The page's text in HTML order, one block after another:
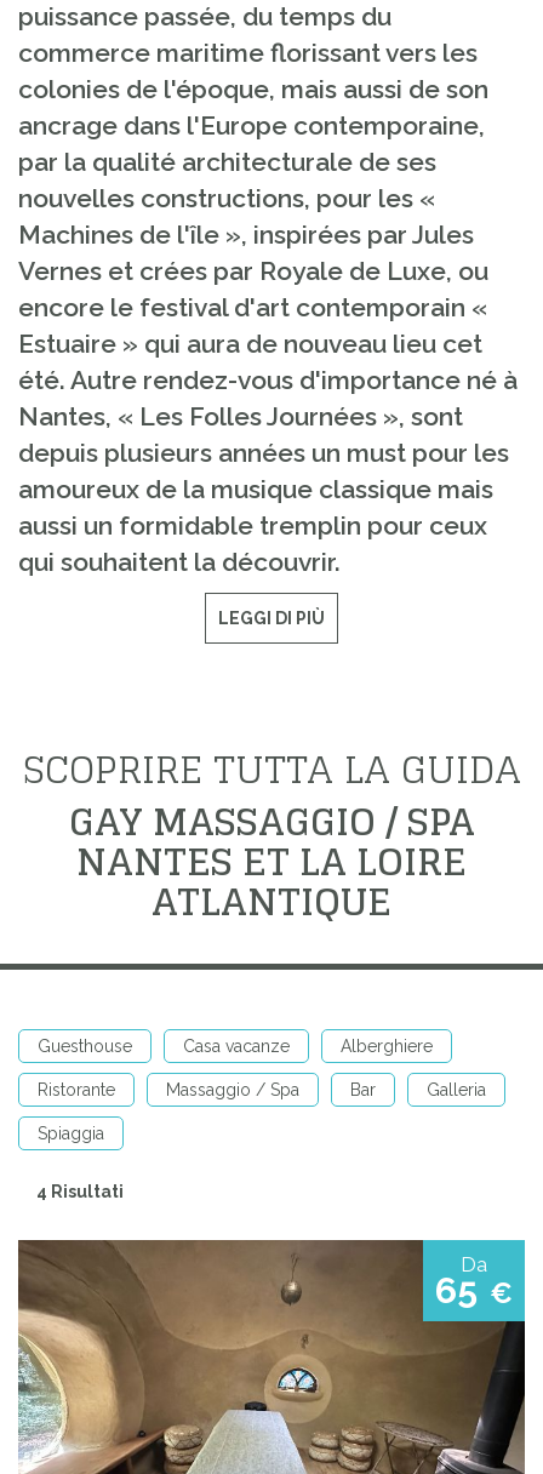
puissance passée, du temps du
commerce maritime florissant vers les
colonies de l'époque, mais aussi de son
ancrage dans l'Europe contemporaine,
par la qualité architecturale de ses
nouvelles constructions, pour les «
Machines de l'île », inspirées par Jules
Vernes et crées par Royale de Luxe, ou
encore le festival d'art contemporain «
Estuaire » qui aura de nouveau lieu cet
été. Autre rendez-vous d'importance né à
Nantes, « Les Folles Journées », sont
depuis plusieurs années un must pour les
amoureux de la musique classique mais
aussi un formidable tremplin pour ceux
qui souhaitent la découvrir.
LEGGI DI PIÙ
SCOPRIRE TUTTA LA GUIDA
GAY MASSAGGIO / SPA
NANTES ET LA LOIRE
ATLANTIQUE
Guesthouse Casa vacanze Alberghiere
Ristorante Massaggio / Spa Bar Galleria
Spiaggia
4 Risultati
Da
65 €